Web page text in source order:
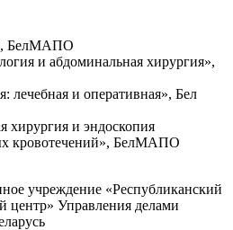
БелМАПО
и абдоминальная хирургия»,
лечебная и оперативная», Бел
хирургия и эндоскопия
кровотечений», БелМАПО
учреждение «Республиканский
центр» Управления делами